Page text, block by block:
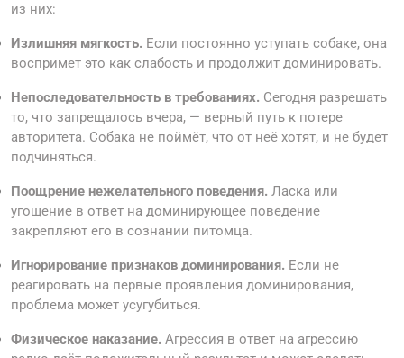
из них:
Излишняя мягкость. Если постоянно уступать собаке, она
воспримет это как слабость и продолжит доминировать.
Непоследовательность в требованиях. Сегодня разрешать
то, что запрещалось вчера, — верный путь к потере
авторитета. Собака не поймёт, что от неё хотят, и не будет
подчиняться.
Поощрение нежелательного поведения. Ласка или
угощение в ответ на доминирующее поведение
закрепляют его в сознании питомца.
Игнорирование признаков доминирования. Если не
реагировать на первые проявления доминирования,
проблема может усугубиться.
Физическое наказание. Агрессия в ответ на агрессию